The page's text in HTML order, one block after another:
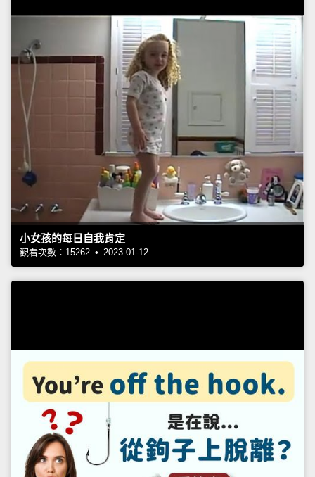
小女孩的每日自我肯定
觀看次數：15262 • 2023-01-12